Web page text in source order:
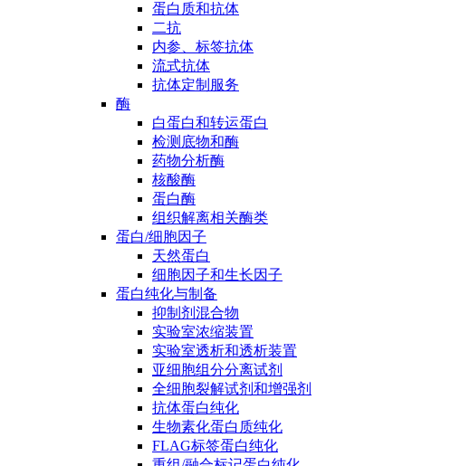
蛋白质和抗体
二抗
内参、标签抗体
流式抗体
抗体定制服务
酶
白蛋白和转运蛋白
检测底物和酶
药物分析酶
核酸酶
蛋白酶
组织解离相关酶类
蛋白/细胞因子
天然蛋白
细胞因子和生长因子
蛋白纯化与制备
抑制剂混合物
实验室浓缩装置
实验室透析和透析装置
亚细胞组分分离试剂
全细胞裂解试剂和增强剂
抗体蛋白纯化
生物素化蛋白质纯化
FLAG标签蛋白纯化